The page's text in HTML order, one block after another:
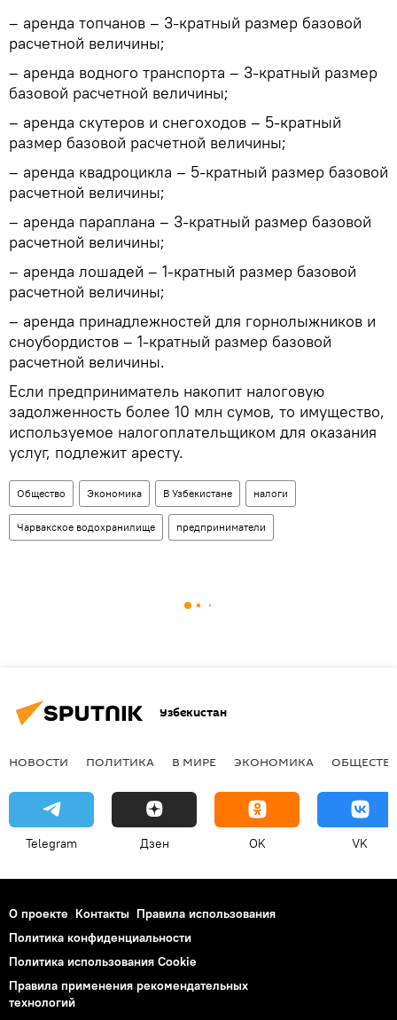
– аренда топчанов – 3-кратный размер базовой
расчетной величины;
– аренда водного транспорта – 3-кратный размер
базовой расчетной величины;
– аренда скутеров и снегоходов – 5-кратный
размер базовой расчетной величины;
– аренда квадроцикла – 5-кратный размер базовой
расчетной величины;
– аренда параплана – 3-кратный размер базовой
расчетной величины;
– аренда лошадей – 1-кратный размер базовой
расчетной величины;
– аренда принадлежностей для горнолыжников и
сноубордистов – 1-кратный размер базовой
расчетной величины.
Если предприниматель накопит налоговую
задолженность более 10 млн сумов, то имущество,
используемое налогоплательщиком для оказания
услуг, подлежит аресту.
Общество Экономика В Узбекистане налоги
Чарвакское водохранилище предприниматели
Узбекистан
НОВОСТИ ПОЛИТИКА В МИРЕ ЭКОНОМИКА
Telegram Дзен OK VK
О проекте Контакты Правила использования
Политика конфиденциальности
Политика использования Cookie
Правила применения рекомендательных
технологий